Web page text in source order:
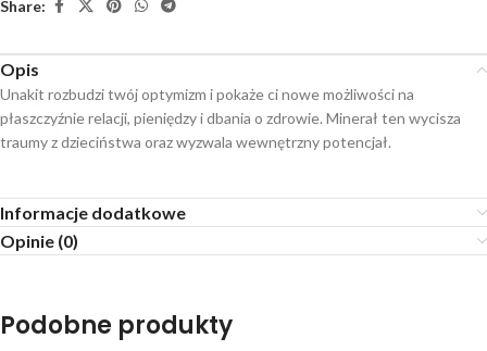
Share:
Opis
Unakit rozbudzi twój optymizm i pokaże ci nowe możliwości na
płaszczyźnie relacji, pieniędzy i dbania o zdrowie. Minerał ten wycisza
traumy z dzieciństwa oraz wyzwala wewnętrzny potencjał.
Informacje dodatkowe
Opinie (0)
Podobne produkty